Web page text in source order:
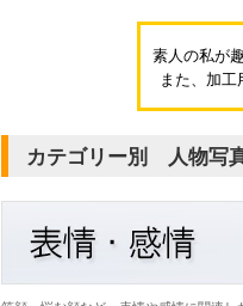
素人の私が
また、加工
カテゴリー別 人物写